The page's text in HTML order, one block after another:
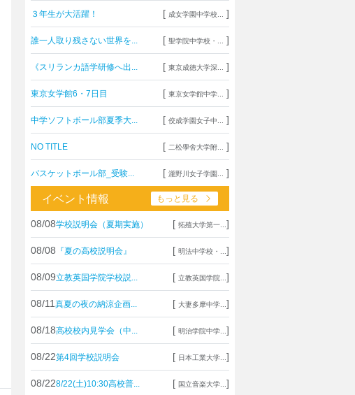
３年生が大活躍！ [ 成女学園中学校... ]
誰一人取り残さない世界を... [ 聖学院中学校・... ]
《スリランカ語学研修へ出... [ 東京成徳大学深... ]
東京女学館6・7日目 [ 東京女学館中学... ]
中学ソフトボール部夏季大... [ 佼成学園女子中... ]
NO TITLE [ 二松學舍大学附... ]
バスケットボール部_受験... [ 瀧野川女子学園... ]
イベント情報 もっと見る
08/08学校説明会（夏期実施） [ 拓殖大学第一... ]
08/08 『夏の高校説明会』 [ 明法中学校・... ]
08/09立教英国学院学校説... [ 立教英国学院... ]
08/11 真夏の夜の納涼企画... [ 大妻多摩中学... ]
08/18高校校内見学会（中... [ 明治学院中学... ]
08/22第4回学校説明会 [ 日本工業大学... ]
08/228/22(土)10:30高校普... [ 国立音楽大学... ]